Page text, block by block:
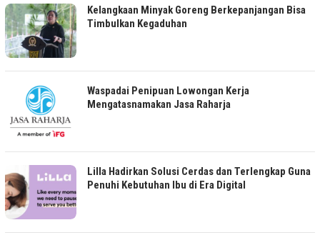
Kelangkaan Minyak Goreng Berkepanjangan Bisa
Timbulkan Kegaduhan
Waspadai Penipuan Lowongan Kerja
Mengatasnamakan Jasa Raharja
Lilla Hadirkan Solusi Cerdas dan Terlengkap Guna
Penuhi Kebutuhan Ibu di Era Digital